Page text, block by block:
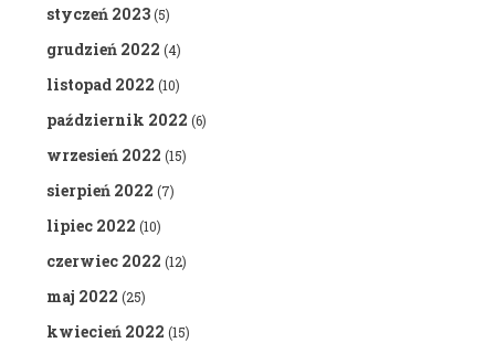
styczeń 2023(5)
grudzień 2022 (4)
listopad 2022 (10)
październik 2022 (6)
wrzesień 2022 (15)
sierpień 2022 (7)
lipiec 2022 (10)
czerwiec 2022 (12)
maj 2022 (25)
kwiecień 2022 (15)